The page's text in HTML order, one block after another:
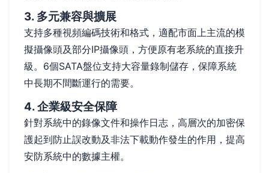
3. 多元兼容與擴展
支持多種視頻編碼技術和格式，適配市面上主流的模
擬攝像頭及部分IP攝像頭，方便原有老系統的直接升
級。6個SATA盤位支持大容量錄制儲存，保障系統
中長期不間斷運行的需要。
4. 企業級安全保障
針對系統中的錄像文件和操作日志，高層次的加密保
護起到防止誤改動及非法下載動作發生的作用，提高
安防系統中的數據主權。